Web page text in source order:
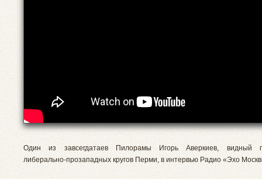
Один из завсегдатаев Пилорамы Игорь Аверкиев, видный
либерально-прозападных кругов Перми, в интервью Радио «Эхо